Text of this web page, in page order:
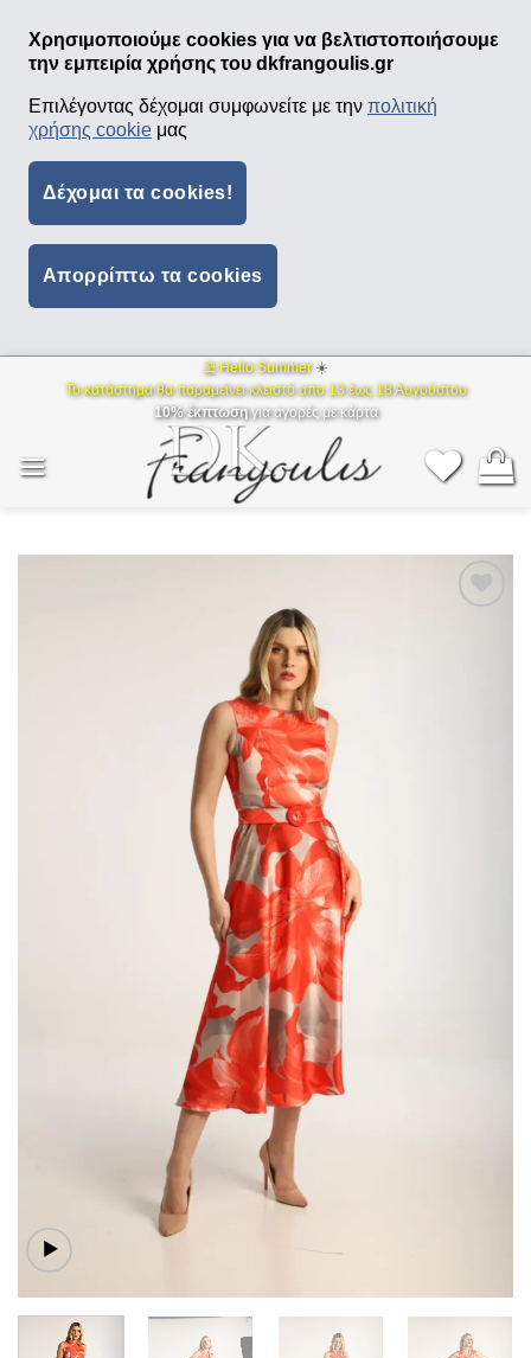
Χρησιμοποιούμε cookies για να βελτιστοποιήσουμε
την εμπειρία χρήσης του dkfrangoulis.gr
Επιλέγοντας δέχομαι συμφωνείτε με την πολιτική
χρήσης cookie μας
Δέχομαι τα cookies!
Απορρίπτω τα cookies
⛱ Hello Summer ☀️
Το κατάστημα θα παραμείνει κλειστό απο 13 έως 18 Αυγούστου
10% έκπτωσηγια αγορές με κάρτα